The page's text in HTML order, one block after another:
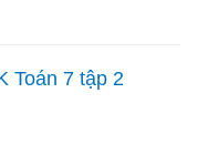
Toán 7 tập 2